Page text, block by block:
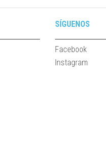
SÍGUENOS
Facebook
Instagram